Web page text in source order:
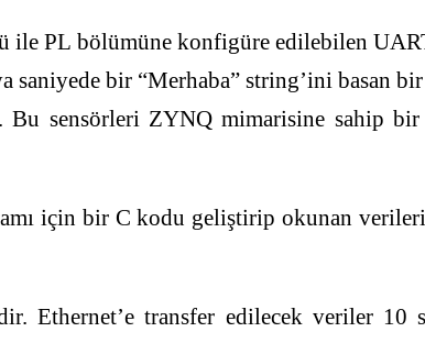
PL bölümüne konfigüre edilebilen
bir “Merhaba” string’ini basan
Bu sensörleri ZYNQ mimarisine sahip
için bir C kodu geliştirip okunan
Ethernet’e transfer edilecek veriler